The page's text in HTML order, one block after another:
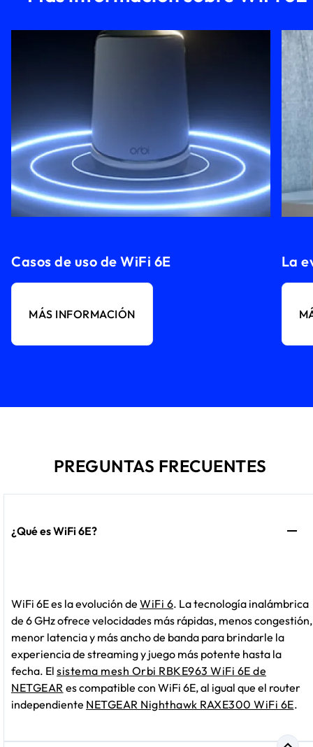
Casos de uso de WiFi 6E
MÁS INFORMACIÓN
La
PREGUNTAS FRECUENTES
¿Qué es WiFi 6E?
WiFi 6E es la evolución de WiFi 6. La tecnología inalámbrica
de 6 GHz ofrece velocidades más rápidas, menos congestión,
menor latencia y más ancho de banda para brindarle la
experiencia de streaming y juego más potente hasta la
fecha. El sistema mesh Orbi RBKE963 WiFi 6E de
NETGEAR es compatible con WiFi 6E, al igual que el router
independiente NETGEAR Nighthawk RAXE300 WiFi 6E.